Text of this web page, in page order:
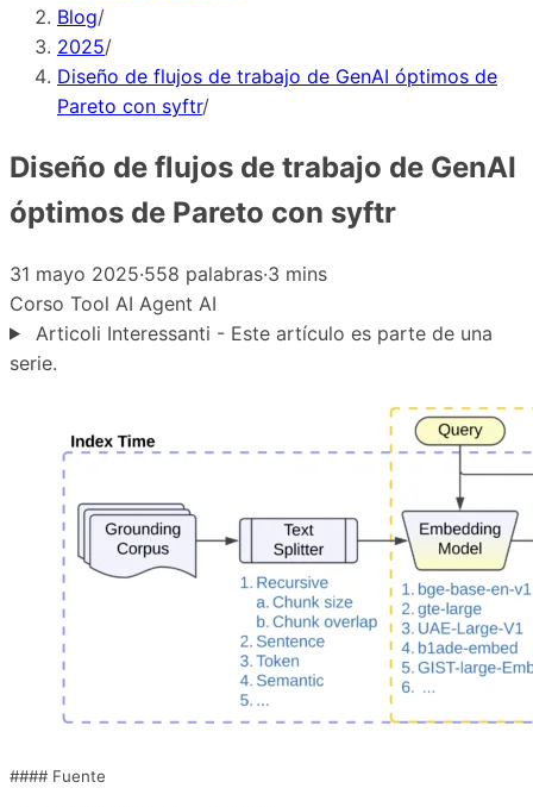
Blog/
2025/
Diseño de flujos de trabajo de GenAI óptimos de
Pareto con syftr/
Diseño de flujos de trabajo de GenAI
óptimos de Pareto con syftr
31 mayo 2025·558 palabras·3 mins
Corso Tool AI Agent AI
Articoli Interessanti - Este artículo es parte de una
serie.
#### Fuente